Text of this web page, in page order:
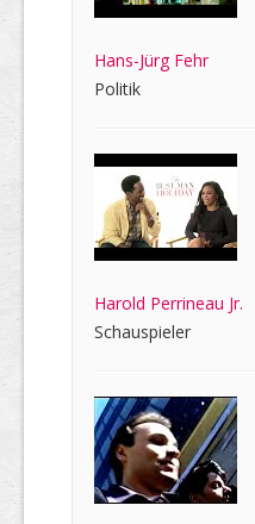
Hans-Jürg Fehr
Politik
Harold Perrineau Jr.
Schauspieler